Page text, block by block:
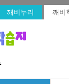
깨비누리 깨비